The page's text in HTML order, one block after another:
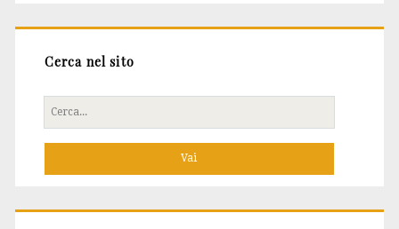
Cerca nel sito
Cerca
per: